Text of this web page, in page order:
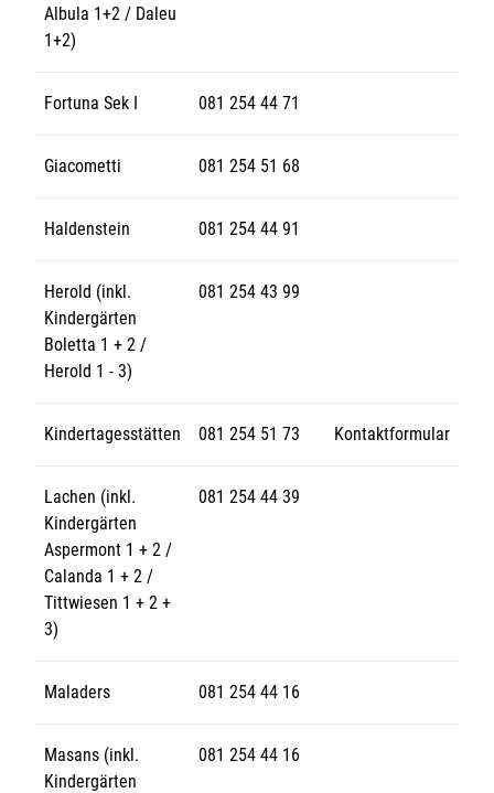
Albula 1+2 / Daleu
1+2)
Fortuna Sek I 081 254 44 71
Giacometti 081 254 51 68
Haldenstein 081 254 44 91
Herold (inkl.
Kindergärten
Boletta 1 + 2 /
Herold 1 - 3)
081 254 43 99
Kindertagesstätten 081 254 51 73 Kontaktformular
Lachen (inkl.
Kindergärten
Aspermont 1 + 2 /
Calanda 1 + 2 /
Tittwiesen 1 + 2 +
3)
081 254 44 39
Maladers 081 254 44 16
Masans (inkl.
Kindergärten
081 254 44 16